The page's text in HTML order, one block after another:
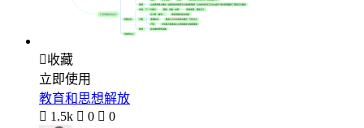
收藏
立即使用
教育和思想解放
 1.5k  0  0